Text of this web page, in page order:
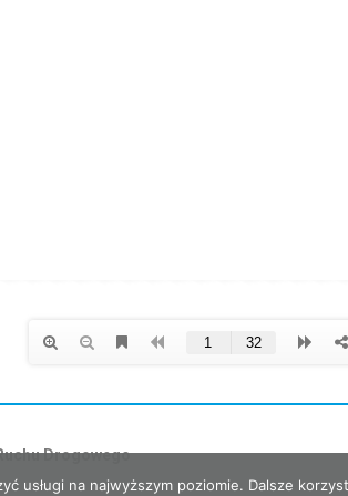
Drogowego
usługi na najwyższym poziomie. Dalsze